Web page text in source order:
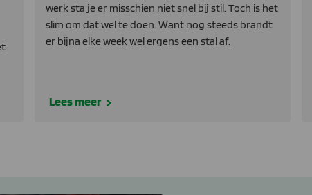
werk sta je er misschien niet snel bij stil. Toch is het
slim om dat wel te doen. Want nog steeds brandt
er bijna elke week wel ergens een stal af.
Lees meer